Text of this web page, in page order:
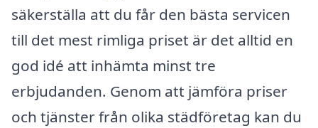
säkerställa att du får den bästa servicen
till det mest rimliga priset är det alltid en
god idé att inhämta minst tre
erbjudanden. Genom att jämföra priser
och tjänster från olika städföretag kan du